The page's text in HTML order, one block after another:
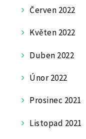
Červen 2022
Květen 2022
Duben 2022
Únor 2022
Prosinec 2021
Listopad 2021